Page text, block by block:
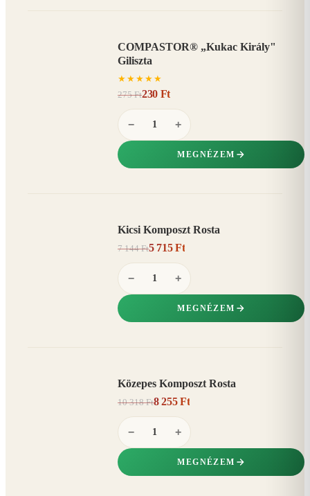
COMPASTOR® „Kukac Király"
Giliszta
★ ★ ★ ★ ★
275 Ft230 Ft
− +
MEGNÉZEM
Kicsi Komposzt Rosta
7 144 Ft5 715 Ft
− +
MEGNÉZEM
Közepes Komposzt Rosta
10 318 Ft8 255 Ft
− +
MEGNÉZEM